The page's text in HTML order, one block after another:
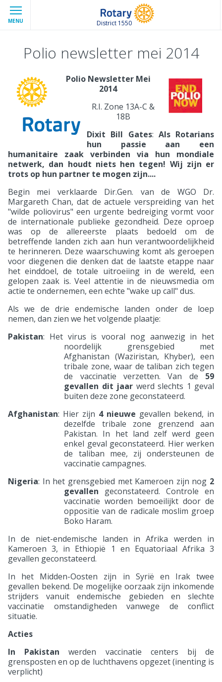
MENU District 1550
Polio newsletter mei 2014
Polio Newsletter Mei
2014
R.I. Zone 13A-C &
18B
Dixit Bill Gates: Als Rotarians
hun passie aan een
humanitaire zaak verbinden via hun mondiale
netwerk, dan houdt niets hen tegen! Wij zijn er
trots op hun partner te mogen zijn....
Begin mei verklaarde Dir.Gen. van de WGO Dr.
Margareth Chan, dat de actuele verspreiding van het
"wilde poliovirus" een urgente bedreiging vormt voor
de internationale publieke gezondheid. Deze oproep
was op de allereerste plaats bedoeld om de
betreffende landen zich aan hun verantwoordelijkheid
te herinneren. Deze waarschuwing komt als geroepen
voor diegenen die denken dat de laatste etappe naar
het einddoel, de totale uitroeiing in de wereld, een
gelopen zaak is. Veel attentie in de nieuwsmedia om
actie te ondernemen, een echte "wake up call" dus.
Als we de drie endemische landen onder de loep
nemen, dan zien we het volgende plaatje:
Pakistan: Het virus is vooral nog aanwezig in het
noordelijk grensgebied met
Afghanistan (Waziristan, Khyber), een
tribale zone, waar de taliban zich tegen
de vaccinatie verzetten. Van de 59
gevallen dit jaar werd slechts 1 geval
buiten deze zone geconstateerd.
Afghanistan: Hier zijn 4 nieuwe gevallen bekend, in
dezelfde tribale zone grenzend aan
Pakistan. In het land zelf werd geen
enkel geval geconstateerd. Hier werken
de taliban mee, zij ondersteunen de
vaccinatie campagnes.
Nigeria: In het grensgebied met Kameroen zijn nog 2
gevallen geconstateerd. Controle en
vaccinatie worden bemoeilijkt door de
oppositie van de radicale moslim groep
Boko Haram.
In de niet-endemische landen in Afrika werden in
Kameroen 3, in Ethiopië 1 en Equatoriaal Afrika 3
gevallen geconstateerd.
In het Midden-Oosten zijn in Syrië en Irak twee
gevallen bekend. De mogelijke oorzaak zijn inkomende
strijders vanuit endemische gebieden en slechte
vaccinatie omstandigheden vanwege de conflict
situatie.
Acties
In Pakistan werden vaccinatie centers bij de
grensposten en op de luchthavens opgezet (inenting is
verplicht)